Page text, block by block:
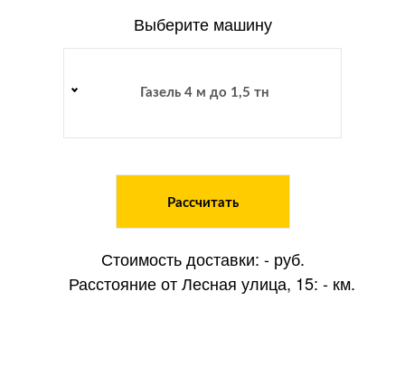
Выберите машину
Газель 4 м до 1,5 тн
Рассчитать
Стоимость доставки: -руб.
Расстояние от Лесная улица, 15: -км.